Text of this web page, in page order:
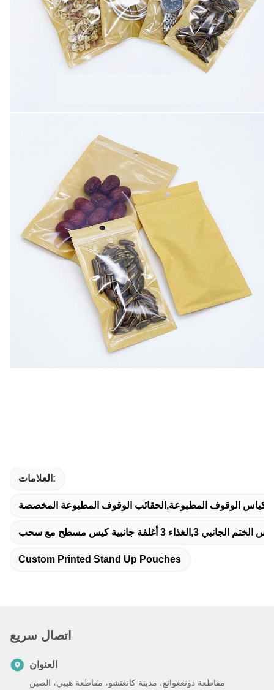
العلامات:
الوقوف المطبوعة,الحقائب الوقوف المطبوعة المخصصة
3 أغلفة جانبية كيس مسطح مع سحب
Custom Printed Stand Up Pouches
اتصال سريع
العنوان
مقاطعة دونغغوانغ، مدينة كانغتشو، مقاطعة هيبي، الصين